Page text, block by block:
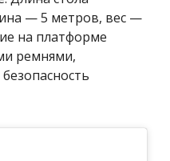
— 5 метров, вес —
на платформе
ремнями,